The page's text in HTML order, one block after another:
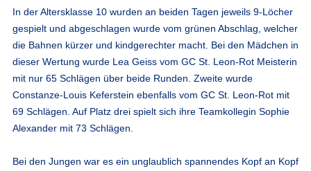
In der Altersklasse 10 wurden an beiden Tagen jeweils 9-Löcher
gespielt und abgeschlagen wurde vom grünen Abschlag, welcher
die Bahnen kürzer und kindgerechter macht. Bei den Mädchen in
dieser Wertung wurde Lea Geiss vom GC St. Leon-Rot Meisterin
mit nur 65 Schlägen über beide Runden. Zweite wurde
Constanze-Louis Keferstein ebenfalls vom GC St. Leon-Rot mit
69 Schlägen. Auf Platz drei spielt sich ihre Teamkollegin Sophie
Alexander mit 73 Schlägen.
Bei den Jungen war es ein unglaublich spannendes Kopf an Kopf